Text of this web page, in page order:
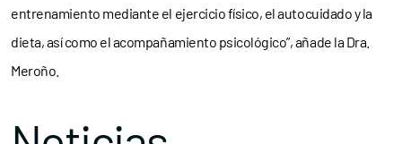
entrenamiento mediante el ejercicio físico, el autocuidado y la
dieta, así como el acompañamiento psicológico”, añade la Dra.
Meroño.